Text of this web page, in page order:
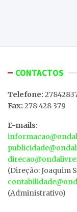
CONTACTOS
Telefone:
Fax: 278 428 379
E-mails:
(Direção: Joaquim
(Administrativo)